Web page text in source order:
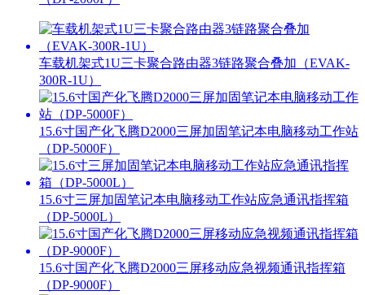
车载机架式1U三卡聚合路由器3链路聚合叠加（EVAK-
300R-1U）
15.6寸国产化飞腾D2000三屏加固笔记本电脑移动工作站
（DP-5000F）
15.6寸三屏加固笔记本电脑移动工作站应急通讯指挥箱
（DP-5000L）
15.6寸国产化飞腾D2000三屏移动应急视频通讯指挥箱
（DP-9000F）